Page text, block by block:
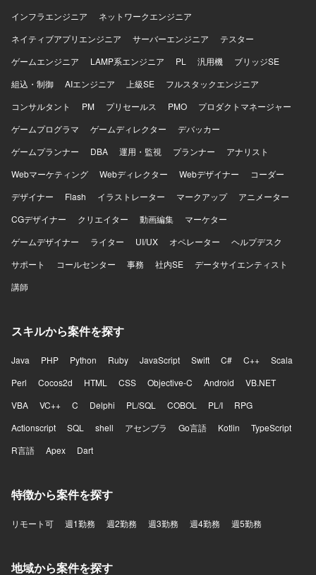
発環境】 ミドルカジュアルゲームの運営プロジェクトにお
いて、各種KPIデータを活用した分析および資料作成を行う
環境で業務を進めていただきます。
インフラエンジニア
ネットワークエンジニア
ネイティブアプリエンジニア
サーバーエンジニア
テスター
ゲームエンジニア
LAMP系エンジニア PL 汎用機
ブリッジSE
組込・制御
AIエンジニア 上級SE
フルスタックエンジニア
コンサルタント
PM プリセールス PMO
プロダクトマネージャー
ゲームプログラマ
ゲームディレクター
デバッカー
ゲームプランナー
DBA 運用・監視 プランナー
アナリスト
Webマーケティング
Webディレクター Webデザイナー
コーダー
デザイナー
Flash イラストレーター マークアップ
アニメーター
CGデザイナー
クリエイター 動画編集
マーケター
ゲームデザイナー
ライター UI/UX オペレーター
ヘルプデスク
サポート
コールセンター 事務 社内SE
データサイエンティスト
講師
スキルから案件を探す
Java PHP Python Ruby JavaScript Swift C# C++
Scala
Perl
Cocos2d HTML CSS Objective-C Android
VB.NET
VBA
VC++ C Delphi PL/SQL COBOL PL/I
RPG
Actionscript
SQL shell アセンブラ Go言語 Kotlin
TypeScript
R言語
Apex Dart
特徴から案件を探す
リモート可 週1勤務 週2勤務 週3勤務 週4勤務 週5勤務
地域から案件を探す